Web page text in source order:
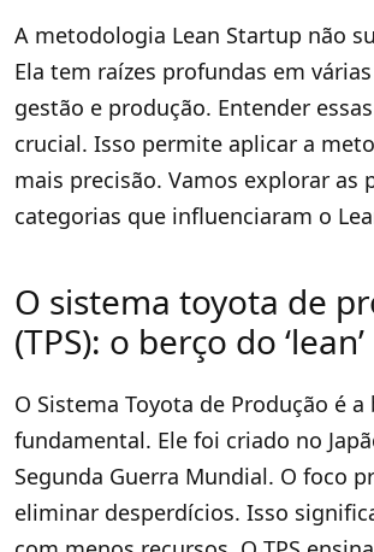
A metodologia Lean Startup não
Ela tem raízes profundas em
gestão e produção. Entender
crucial. Isso permite aplicar a
mais precisão. Vamos explorar as
categorias que influenciaram o
O sistema toyota de
(TPS): o berço do ‘lean’
O Sistema Toyota de Produção é a
fundamental. Ele foi criado no
Segunda Guerra Mundial. O foco
eliminar desperdícios. Isso